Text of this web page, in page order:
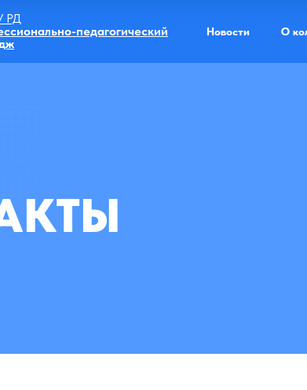
О
Новости
РД
педагогический